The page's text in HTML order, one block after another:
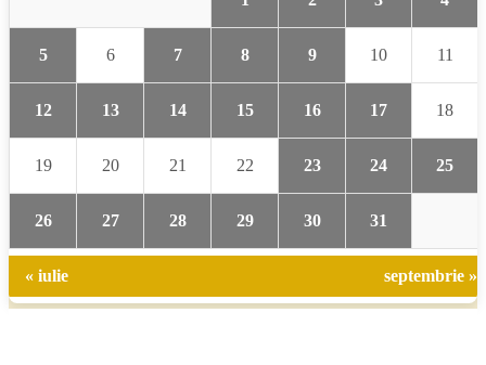
5 6 7 8 9 10 11
12 13 14 15 16 17 18
19 20 21 22 23 24 25
26 27 28 29 30 31
« iulie septembrie »